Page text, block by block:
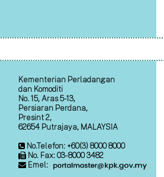
Kementerian Perladangan
dan Komoditi
No. 15, Aras 5-13,
Persiaran Perdana,
Presint 2,
62654 Putrajaya, MALAYSIA
No.Telefon: +60(3) 8000 8000
No. Fax: 03-8000 3482
Emel: